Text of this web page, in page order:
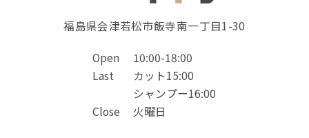
福島県会津若松市飯寺南一丁目1-30
Open
10:00-18:00
Last
カット15:00
シャンプー16:00
Close
火曜日